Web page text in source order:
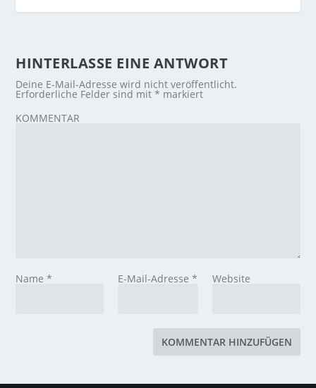
HINTERLASSE EINE ANTWORT
Deine E-Mail-Adresse wird nicht veröffentlicht.
Erforderliche Felder sind mit* markiert
KOMMENTAR
Name* E-Mail-Adresse * Website